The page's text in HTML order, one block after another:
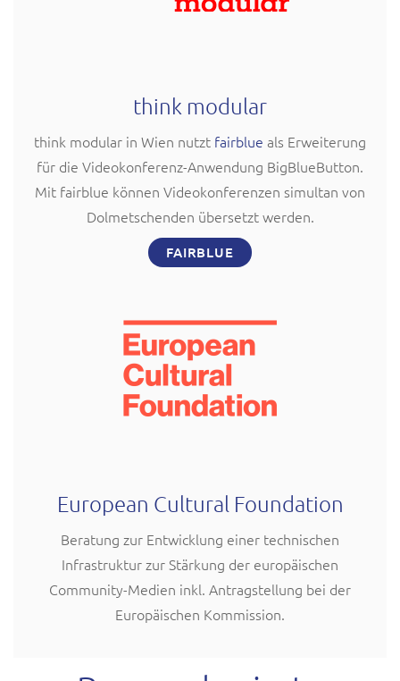
think modular
think modular in Wien nutzt fairblue als Erweiterung
für die Videokonferenz-Anwendung BigBlueButton.
Mit fairblue können Videokonferenzen simultan von
Dolmetschenden übersetzt werden.
FAIRBLUE
European Cultural Foundation
Beratung zur Entwicklung einer technischen
Infrastruktur zur Stärkung der europäischen
Community-Medien inkl. Antragstellung bei der
Europäischen Kommission.